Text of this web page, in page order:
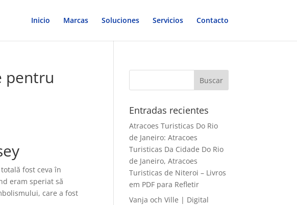
Inicio Marcas Soluciones Servicios Contacto
pentru
fost ceva în
eram speriat să
care a fost
Entradas recientes
Atracoes Turisticas Do Rio
de Janeiro: Atracoes
Turisticas Da Cidade Do Rio
de Janeiro, Atracoes
Turisticas de Niteroi – Livros
em PDF para Refletir
Vanja och Ville | Digital